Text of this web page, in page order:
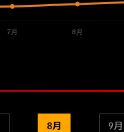
8月 9月